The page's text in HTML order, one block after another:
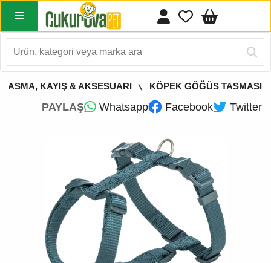
TASMA, KAYIŞ & AKSESUARI KÖPEK GÖĞÜS TASMASI
PAYLAŞ Whatsapp Facebook Twitter